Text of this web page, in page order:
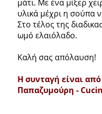
μάτι. Με ένα μίξερ
υλικά μέχρι η σούπα
Στο τέλος της
ωμό ελαιόλαδο.
Καλή σας απόλαυση!
Η συνταγή είναι
Παπαζυμούρη -